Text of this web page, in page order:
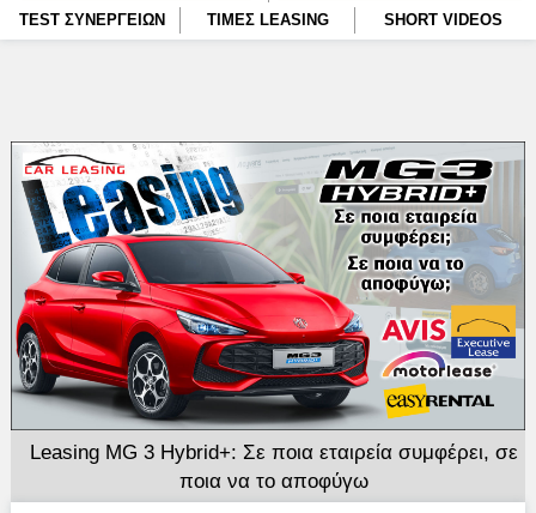
TEST ΣΥΝΕΡΓΕΙΩΝ ΤΙΜΕΣ LEASING SHORT VIDEOS
Leasing MG 3 Hybrid+: Σε ποια εταιρεία συμφέρει, σε
ποια να το αποφύγω